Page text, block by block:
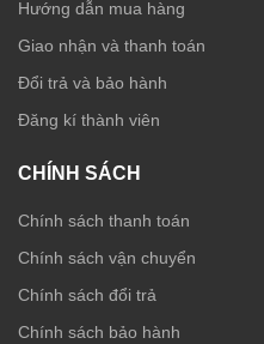
Hướng dẫn mua hàng
Giao nhận và thanh toán
Đổi trả và bảo hành
Đăng kí thành viên
CHÍNH SÁCH
Chính sách thanh toán
Chính sách vận chuyển
Chính sách đổi trả
Chính sách bảo hành